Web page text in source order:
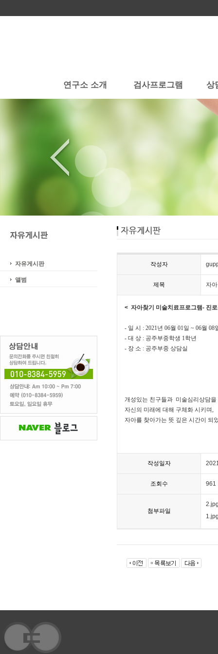
연구소 소개 검사프로그램 상
자유게시판
앨범
작성자
제목 자
< 자아찾기 미술치료프로그램- 진
- 일 시 : 2021년 06월 01일 ~ 06월 08
- 대 상 : 공주부중학생 1학년
- 장 소 : 공주부중 상담실
개성있는 친구들과 미술심리상담을
자신의 미래에 대해 구체화 시키며,
자아를 찾아가는 뜻 깊은 시간이 되
작성일자
조회수 961
첨부파일